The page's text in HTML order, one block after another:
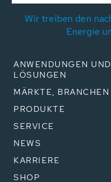
Wir treiben den
Energie
ANWENDUNGEN UND
LÖSUNGEN
MÄRKTE, BRANCHEN
PRODUKTE
SERVICE
NEWS
KARRIERE
SHOP